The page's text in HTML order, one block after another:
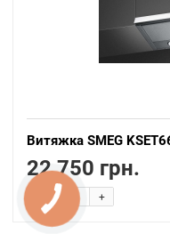
Витяжка SMEG
22 750 грн.
+